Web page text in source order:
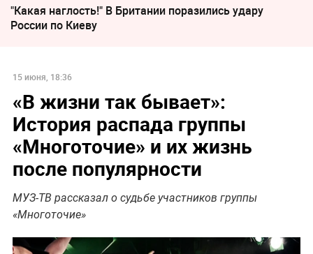
"Какая наглость!" В Британии поразились удару
России по Киеву
15 июня, 18:36
«В жизни так бывает»:
История распада группы
«Многоточие» и их жизнь
после популярности
МУЗ-ТВ рассказал о судьбе участников группы
«Многоточие»